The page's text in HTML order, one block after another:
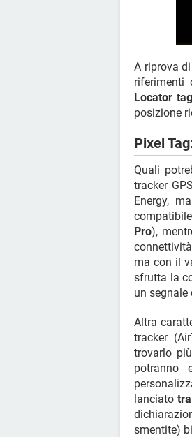
A riprova
riferimenti
Locator
posizione
Pixel
Quali
tracker
Energy,
Pro),
ma con il
sfrutta la
un segnale
Altra
tracker
trovarlo
potranno
lanciato
smentite)